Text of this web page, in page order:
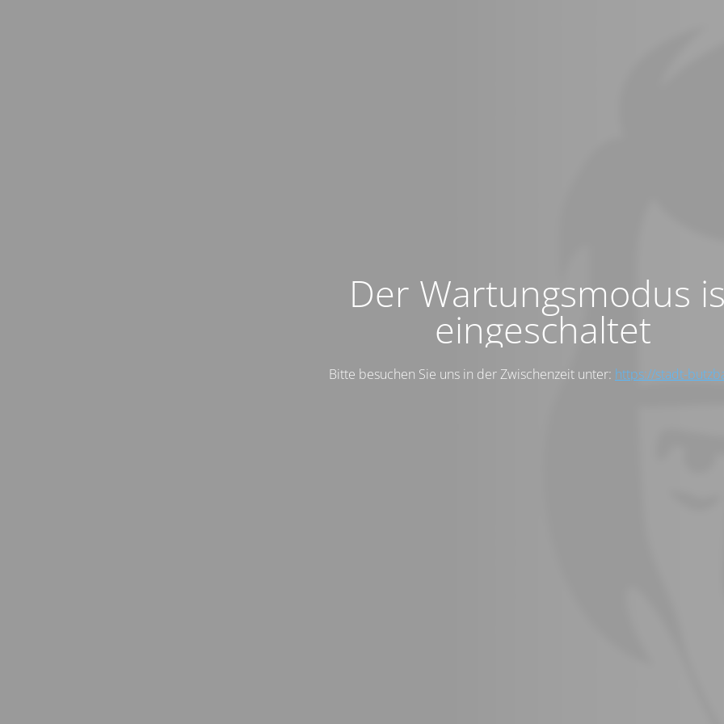
Der Wartungsmodus
eingeschaltet
Bitte besuchen Sie uns in der Zwischenzeit unter: https://stadt-